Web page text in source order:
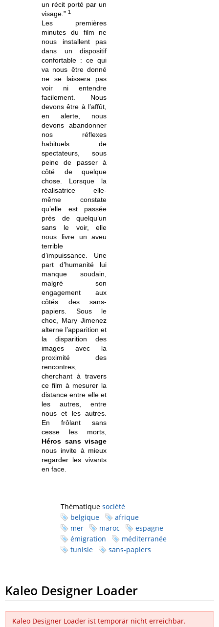
un récit porté par un
visage.” 1
Les premières
minutes du film ne
nous installent pas
dans un dispositif
confortable : ce qui
va nous être donné
ne se laissera pas
voir ni entendre
facilement. Nous
devons être à l’affût,
en alerte, nous
devons abandonner
nos réflexes
habituels de
spectateurs, sous
peine de passer à
côté de quelque
chose. Lorsque la
réalisatrice elle-
même constate
qu’elle est passée
près de quelqu’un
sans le voir, elle
nous livre un aveu
terrible
d’impuissance. Une
part d’humanité lui
manque soudain,
malgré son
engagement aux
côtés des sans-
papiers. Sous le
choc, Mary Jimenez
alterne l’apparition et
la disparition des
images avec la
proximité des
rencontres,
cherchant à travers
ce film à mesurer la
distance entre elle et
les autres, entre
nous et les autres.
En frôlant sans
cesse les morts,
Héros sans visage
nous invite à mieux
regarder les vivants
en face.
Thématique société
belgique
afrique
mer
maroc
espagne
émigration
méditerranée
tunisie
sans-papiers
Kaleo Designer Loader
Kaleo Designer Loader ist temporär nicht erreichbar.